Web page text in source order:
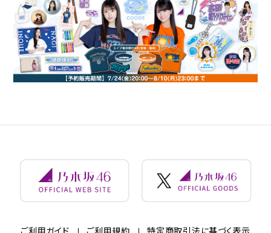
ご利用ガイド ご利用規約 特定商取引法に基づく表示